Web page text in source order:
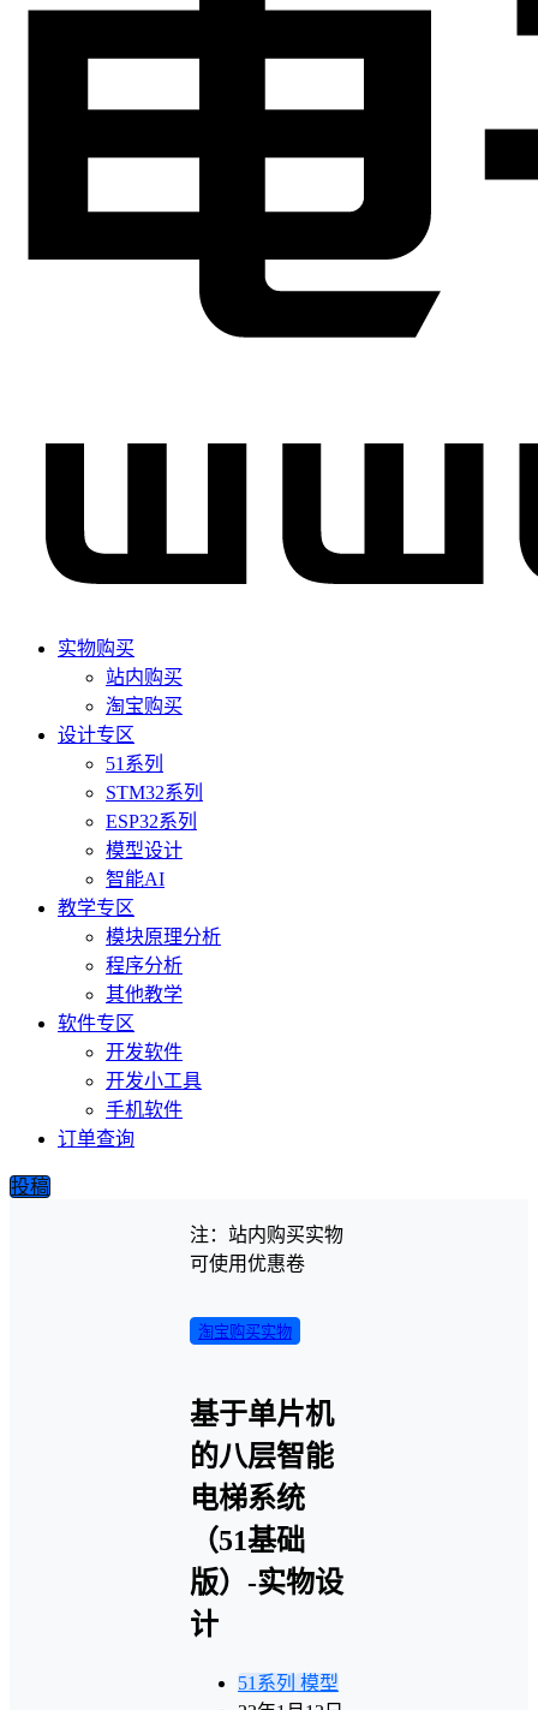
实物购买
站内购买
淘宝购买
设计专区
51系列
STM32系列
ESP32系列
模型设计
智能AI
教学专区
模块原理分析
程序分析
其他教学
软件专区
开发软件
开发小工具
手机软件
订单查询
投稿
注：站内购买实物
可使用优惠卷
淘宝购买实物
基于单片机
的八层智能
电梯系统
（51基础
版）-实物设
计
51系列 模型